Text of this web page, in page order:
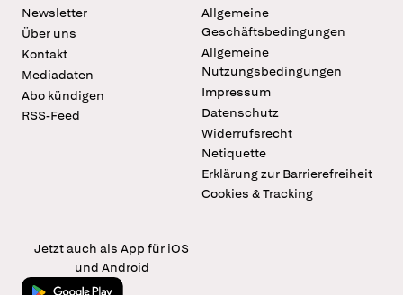
Newsletter
Über uns
Kontakt
Mediadaten
Abo kündigen
RSS-Feed
Allgemeine
Geschäftsbedingungen
Allgemeine
Nutzungsbedingungen
Impressum
Datenschutz
Widerrufsrecht
Netiquette
Erklärung zur Barrierefreiheit
Cookies & Tracking
Jetzt auch als App für iOS
und Android
Jetzt bei Google Play